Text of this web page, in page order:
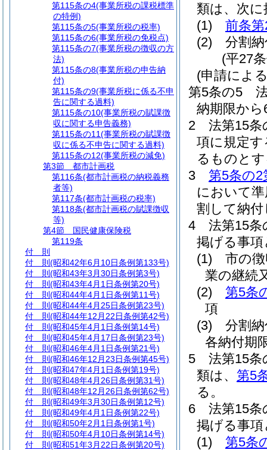
類は、次
(1)
前条
(2)
分割
(平27
(申請によ
第5条の5
納期限か
2
法第15条
項に規定
るものと
3
第5条の2
において
割して納
4
法第15
掲げる事
(1)
市の
業の継続
(2)
第5条
項
(3)
分割
各納付期
5
法第15条
類は、 第5
る。
6
法第15
掲げる事
(1)
第5条
第115条の4(事業所税の課税標準
の特例)
第115条の5(事業所税の税率)
第115条の6(事業所税の免税点)
第115条の7(事業所税の徴収の方
法)
第115条の8(事業所税の申告納
付)
第115条の9(事業所税に係る不申
告に関する過料)
第115条の10(事業所税の賦課徴
収に関する申告義務)
第115条の11(事業所税の賦課徴
収に係る不申告に関する過料)
第115条の12(事業所税の減免)
第3節
都市計画税
第116条(都市計画税の納税義務
者等)
第117条(都市計画税の税率)
第118条(都市計画税の賦課徴収
等)
第4節
国民健康保険税
第119条
付 則
付 則 (昭和42年6月10日条例第133号)
付 則 (昭和43年3月30日条例第3号)
付 則 (昭和43年4月1日条例第20号)
付 則 (昭和44年4月1日条例第11号)
付 則 (昭和44年4月25日条例第23号)
付 則 (昭和44年12月22日条例第42号)
付 則 (昭和45年4月1日条例第14号)
付 則 (昭和45年4月17日条例第23号)
付 則 (昭和46年4月1日条例第21号)
付 則 (昭和46年12月23日条例第45号)
付 則 (昭和47年4月1日条例第19号)
付 則 (昭和48年4月26日条例第31号)
付 則 (昭和48年12月26日条例第62号)
付 則 (昭和49年3月30日条例第12号)
付 則 (昭和49年4月1日条例第22号)
付 則 (昭和50年2月1日条例第1号)
付 則 (昭和50年4月10日条例第14号)
付 則 (昭和51年3月22日条例第20号)